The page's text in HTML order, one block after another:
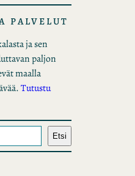
PALVELUT
ja sen
paljon
maalla
Tutustu
Etsi